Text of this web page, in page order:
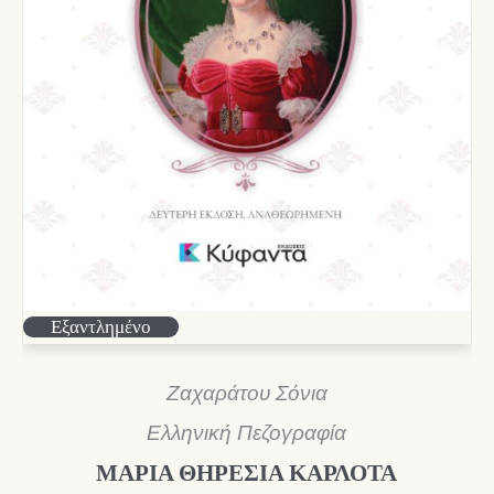
Εξαντλημένο
Ζαχαράτου Σόνια
Ελληνική Πεζογραφία
ΜΑΡΙΑ ΘΗΡΕΣΙΑ ΚΑΡΛΟΤΑ